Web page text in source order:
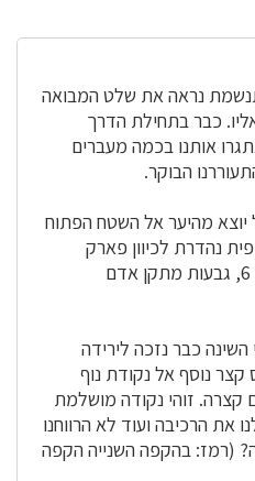
נראה את שלט המבואה
כבר בתחילת הדרך
אותנו בכמה מעברים
הבוקר.
יוצא מהיער אל השטח הפתוח
נהדרת לכיוון פארק
התעשייה חבל מודיעין, כביש 6, גבעות מתקן אדם
כבר נזכה לירידה
קצר נוסף אל נקודת נוף
קצרה. זוהי נקודה מושלמת
הרכיבה ועוד לא הרווחנו
(רמז: בהקפה השנייה הקפה